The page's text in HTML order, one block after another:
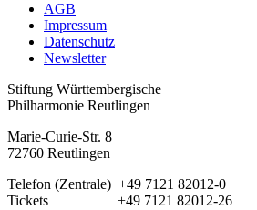
AGB
Impressum
Datenschutz
Newsletter
Stiftung Württembergische
Philharmonie Reutlingen
Marie-Curie-Str. 8
72760 Reutlingen
Telefon (Zentrale) +49 7121 82012-0
Tickets +49 7121 82012-26